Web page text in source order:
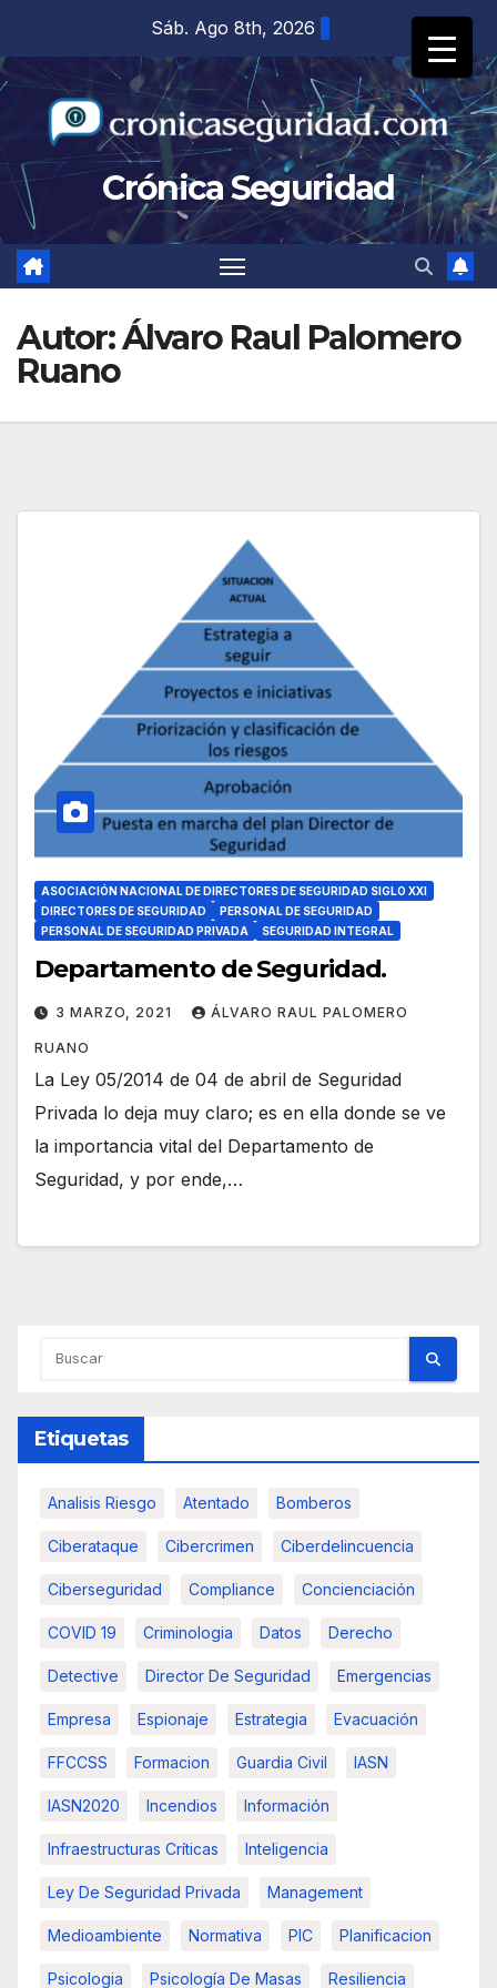
contenido
Sáb. Ago 8th, 2026
Crónica Seguridad
Autor:Álvaro Raul Palomero
Ruano
ASOCIACIÓN NACIONAL DE DIRECTORES DE SEGURIDAD SIGLO XXI
DIRECTORES DE SEGURIDAD
PERSONAL DE SEGURIDAD
PERSONAL DE SEGURIDAD PRIVADA
SEGURIDAD INTEGRAL
Departamento de Seguridad.
3 MARZO, 2021 ÁLVARO RAUL PALOMERO
RUANO
La Ley 05/2014 de 04 de abril de Seguridad
Privada lo deja muy claro; es en ella donde se ve
la importancia vital del Departamento de
Seguridad, y por ende,…
Etiquetas
Analisis Riesgo Atentado Bomberos
Ciberataque Cibercrimen Ciberdelincuencia
Ciberseguridad Compliance Concienciación
COVID 19 Criminologia Datos Derecho
Detective Director De Seguridad Emergencias
Empresa Espionaje Estrategia Evacuación
FFCCSS Formacion Guardia Civil IASN
IASN2020 Incendios Información
Infraestructuras Críticas Inteligencia
Ley De Seguridad Privada Management
Medioambiente Normativa PIC Planificacion
Psicologia Psicología De Masas Resiliencia